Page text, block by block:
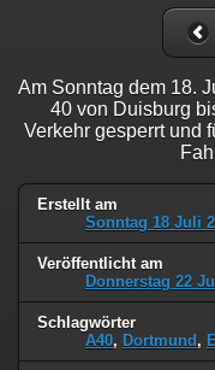
Am Sonntag dem 18.
40 von Duisburg
Verkehr gesperrt und
Erstellt am
Sonntag 18 Juli
Veröffentlicht am
Donnerstag 22
Schlagwörter
A40, Dortmund,